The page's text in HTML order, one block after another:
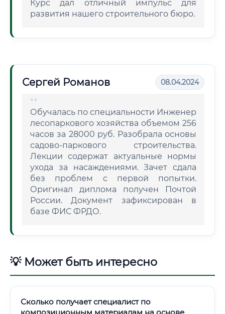
Курс дал отличный импульс для
развития нашего строительного бюро.
Сергей Романов 08.04.2024
Обучалась по специальности Инженер
лесопаркового хозяйства объемом 256
часов за 28000 руб. Разобрала основы
садово-паркового строительства.
Лекции содержат актуальные нормы
ухода за насаждениями. Зачет сдала
без проблем с первой попытки.
Оригинал диплома получен Почтой
России. Документ зафиксирован в
базе ФИС ФРДО.
💡 Может быть интересно
Сколько получает специалист по